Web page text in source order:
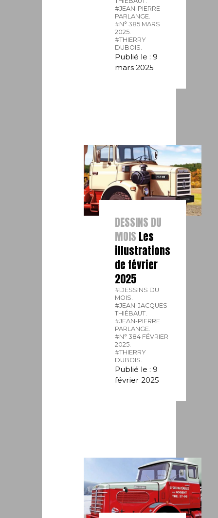
#JEAN-PIERRE
PARLANGE.
#N° 385 MARS
2025.
#THIERRY
DUBOIS.
Publié le : 9
mars 2025
DESSINS DU
MOIS Les
illustrations
de février
2025
#DESSINS DU
MOIS.
#JEAN-JACQUES
THIÉBAUT.
#JEAN-PIERRE
PARLANGE.
#N° 384 FÉVRIER
2025.
#THIERRY
DUBOIS.
Publié le : 9
février 2025